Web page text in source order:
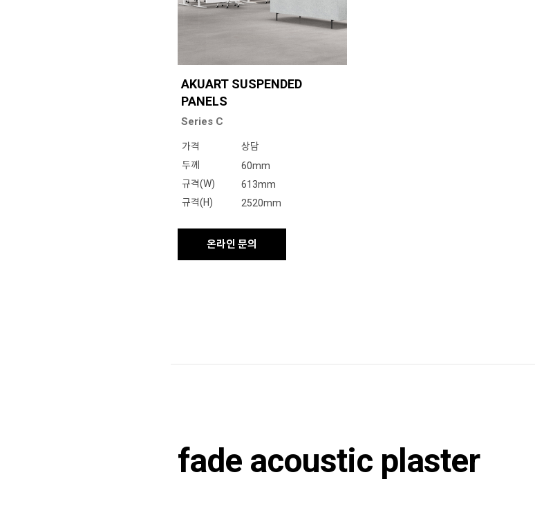
AKUART SUSPENDED
PANELS
Series C
가격
상담
두께
60mm
규격(W)
613mm
규격(H)
2520mm
온라인 문의
fade acoustic plaster